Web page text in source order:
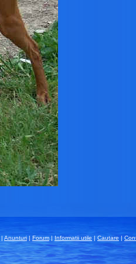
| Anunturi | Forum | Informatii utile | Cautare |